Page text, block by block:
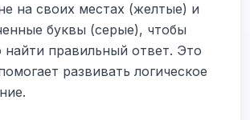
на своих местах (желтые) и
буквы (серые), чтобы
найти правильный ответ. Это
развивать логическое